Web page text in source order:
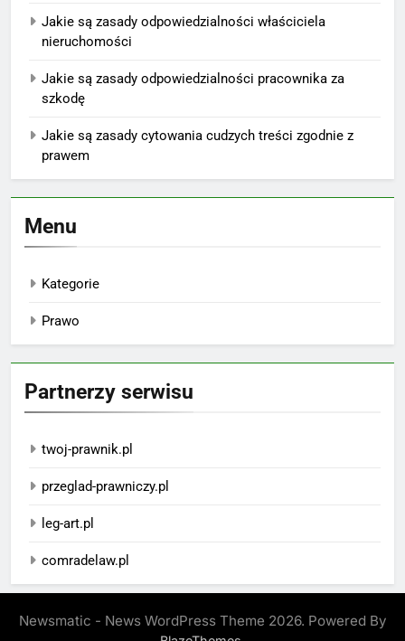
Jakie są zasady odpowiedzialności właściciela
nieruchomości
Jakie są zasady odpowiedzialności pracownika za
szkodę
Jakie są zasady cytowania cudzych treści zgodnie z
prawem
Menu
Kategorie
Prawo
Partnerzy serwisu
twoj-prawnik.pl
przeglad-prawniczy.pl
leg-art.pl
comradelaw.pl
Newsmatic - News WordPress Theme 2026. Powered By